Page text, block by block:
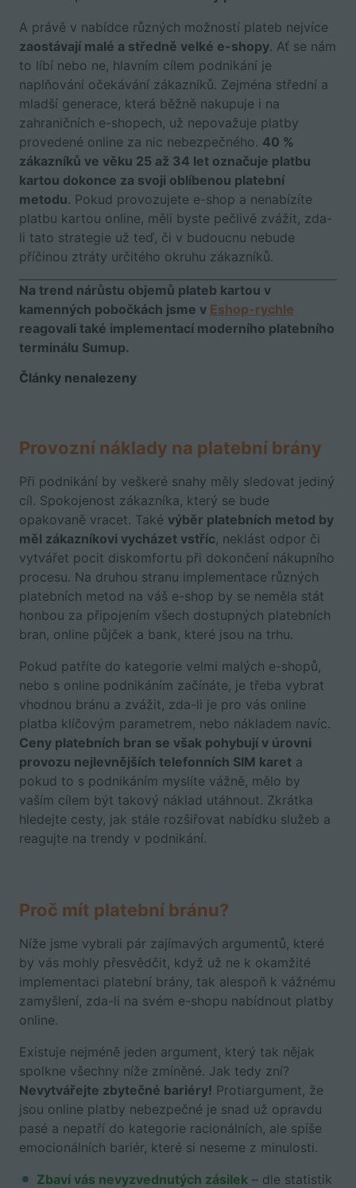
A právě v nabídce různých možností plateb nejvíce
zaostávají malé a středně velké e-shopy. Ať se nám
to líbí nebo ne, hlavním cílem podnikání je
naplňování očekávání zákazníků. Zejména střední a
mladší generace, která běžně nakupuje i na
zahraničních e-shopech, už nepovažuje platby
provedené online za nic nebezpečného. 40 %
zákazníků ve věku 25 až 34 let označuje platbu
kartou dokonce za svoji oblíbenou platební
metodu. Pokud provozujete e-shop a nenabízíte
platbu kartou online, měli byste pečlivě zvážit, zda-
li tato strategie už teď, či v budoucnu nebude
příčinou ztráty určitého okruhu zákazníků.
Na trend nárůstu objemů plateb kartou v
kamenných pobočkách jsme v Eshop-rychle
reagovali také implementací moderního platebního
terminálu Sumup.
Články nenalezeny
Provozní náklady na platební brány
Při podnikání by veškeré snahy měly sledovat jediný
cíl. Spokojenost zákazníka, který se bude
opakovaně vracet. Také výběr platebních metod by
měl zákazníkovi vycházet vstříc, neklást odpor či
vytvářet pocit diskomfortu při dokončení nákupního
procesu. Na druhou stranu implementace různých
platebních metod na váš e-shop by se neměla stát
honbou za připojením všech dostupných platebních
bran, online půjček a bank, které jsou na trhu.
Pokud patříte do kategorie velmi malých e-shopů,
nebo s online podnikáním začínáte, je třeba vybrat
vhodnou bránu a zvážit, zda-li je pro vás online
platba klíčovým parametrem, nebo nákladem navíc.
Ceny platebních bran se však pohybují v úrovni
provozu nejlevnějších telefonních SIM karet a
pokud to s podnikáním myslíte vážně, mělo by
vaším cílem být takový náklad utáhnout. Zkrátka
hledejte cesty, jak stále rozšiřovat nabídku služeb a
reagujte na trendy v podnikání.
Proč mít platební bránu?
Níže jsme vybrali pár zajímavých argumentů, které
by vás mohly přesvědčit, když už ne k okamžité
implementaci platební brány, tak alespoň k vážnému
zamyšlení, zda-li na svém e-shopu nabídnout platby
online.
Existuje nejméně jeden argument, který tak nějak
spolkne všechny níže zmíněné. Jak tedy zní?
Nevytvářejte zbytečné bariéry! Protiargument, že
jsou online platby nebezpečné je snad už opravdu
pasé a nepatří do kategorie racionálních, ale spíše
emocionálních bariér, které si neseme z minulosti.
Zbaví vás nevyzvednutých zásilek – dle statistik